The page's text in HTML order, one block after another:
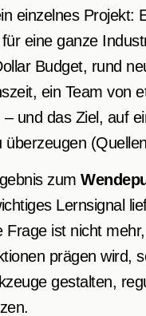
einzelnes Projekt:
eine ganze
Budget, rund
ein Team von
und das Ziel, auf
überzeugen
zum
Lernsignal
Frage ist nicht mehr,
prägen wird,
gestalten,